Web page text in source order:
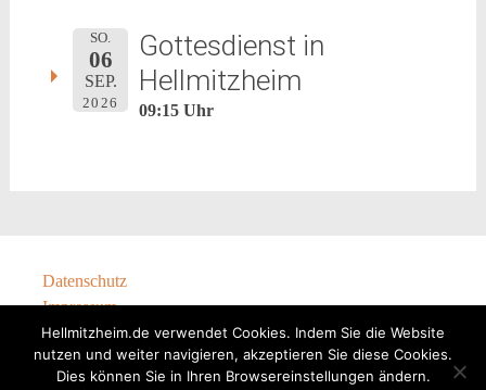
SO.
06
SEP.
2026
Gottesdienst in
Hellmitzheim
09:15 Uhr
Datenschutz
Impressum
Hellmitzheim.de verwendet Cookies. Indem Sie die Website
nutzen und weiter navigieren, akzeptieren Sie diese Cookies.
Dies können Sie in Ihren Browsereinstellungen ändern.